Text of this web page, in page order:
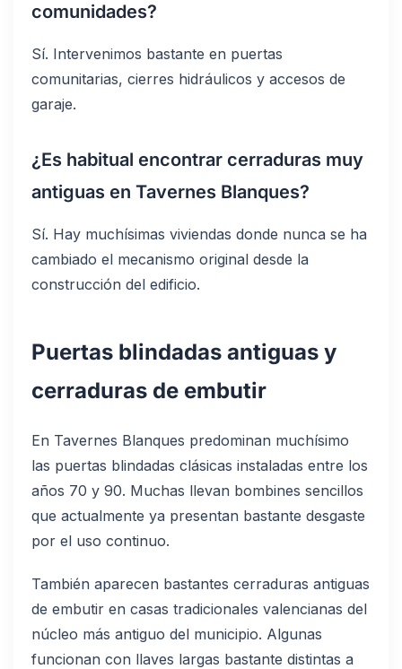
comunidades?
Sí. Intervenimos bastante en puertas
comunitarias, cierres hidráulicos y accesos de
garaje.
¿Es habitual encontrar cerraduras muy
antiguas en Tavernes Blanques?
Sí. Hay muchísimas viviendas donde nunca se ha
cambiado el mecanismo original desde la
construcción del edificio.
Puertas blindadas antiguas y
cerraduras de embutir
En Tavernes Blanques predominan muchísimo
las puertas blindadas clásicas instaladas entre los
años 70 y 90. Muchas llevan bombines sencillos
que actualmente ya presentan bastante desgaste
por el uso continuo.
También aparecen bastantes cerraduras antiguas
de embutir en casas tradicionales valencianas del
núcleo más antiguo del municipio. Algunas
funcionan con llaves largas bastante distintas a